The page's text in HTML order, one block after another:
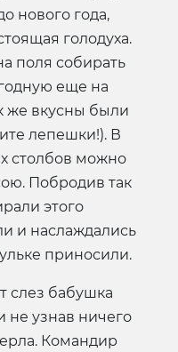
нового года,
голодуха.
поля собирать
еще на
же вкусны были
лепешки!). В
столбов можно
Побродив так
этого
и наслаждались
приносили.
слез бабушка
не узнав ничего
Командир